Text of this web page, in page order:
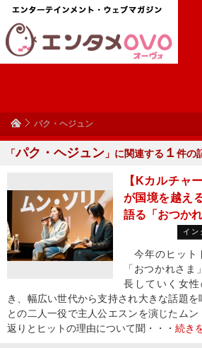
パク・ヘジュン
「パク・ヘジュン 」に関連する １ 件の
【Kカルチャ
が国境を越え
語る「おつか
イン
今年のヒット
「おつかれさ
長していく女
き、幅広い世代から支持され大きな話題を
との二人一役で主人公エスンを演じたムン
返りとヒットの理由について聞・・・ 続き